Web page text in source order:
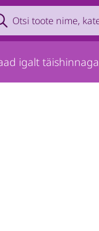
product by name,
igalt